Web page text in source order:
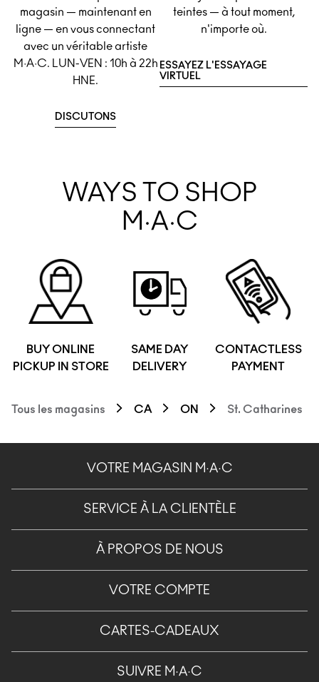
magasin — maintenant en
ligne — en vous connectant
avec un véritable artiste
M·A·C. LUN-VEN : 10h à 22h
HNE.
DISCUTONS
teintes — à tout moment,
n'importe où.
ESSAYEZ L'ESSAYAGE
VIRTUEL
WAYS TO SHOP
M·A·C
BUY ONLINE
PICKUP IN STORE
SAME DAY
DELIVERY
CONTACTLESS
PAYMENT
Tous les magasins CA ON St. Catharines
VOTRE MAGASIN M·A·C
SERVICE À LA CLIENTÈLE
À PROPOS DE NOUS
VOTRE COMPTE
CARTES-CADEAUX
SUIVRE M·A·C